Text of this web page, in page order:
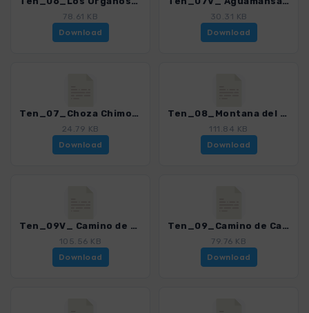
78.61 KB
Download
30.31 KB
Download
Ten_07_Choza Chimoche_4016_21.gpx
24.79 KB
Download
Ten_08_Montana del Limon_4016_21.gpx
111.84 KB
Download
Ten_09V_ Camino de Candelaria Aguamansa - Arafo_4016_21.gpx
105.56 KB
Download
Ten_09_Camino de Candelaria Aguamansa - Crucita_4016_21.gpx
79.76 KB
Download